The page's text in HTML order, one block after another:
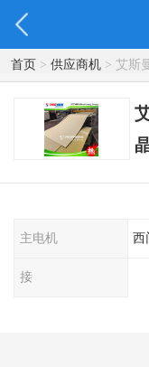
首页> 供应商机> 艾斯
主电机 西
接